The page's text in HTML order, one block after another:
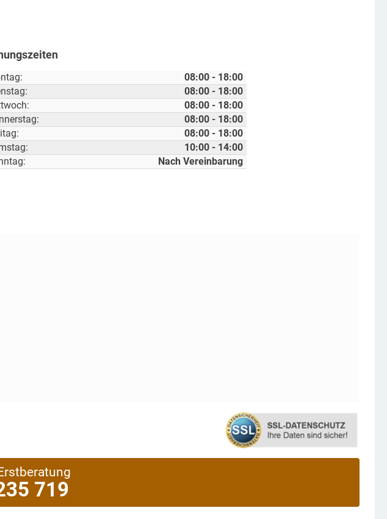
08:00 - 18:00
08:00 - 18:00
08:00 - 18:00
08:00 - 18:00
08:00 - 18:00
10:00 - 14:00
Nach Vereinbarung
719